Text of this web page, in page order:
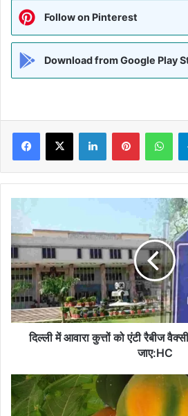
Follow on Pinterest
Download from Google Play
Facebook
X LinkedInPinterest
आवारा
कुत्तों
को
एंटी
रैबीज
वैक्सीन
लगाने
जाए:HC
दिल्ली में आवारा कुत्तों को एंटी रैबीज
जाए:HC
पपीते
का
फल